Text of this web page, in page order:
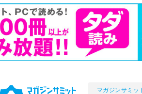
マガジンサミッ